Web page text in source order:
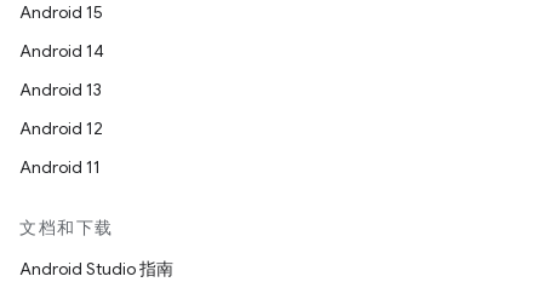
Android 15
Android 14
Android 13
Android 12
Android 11
文档和下载
Android Studio 指南